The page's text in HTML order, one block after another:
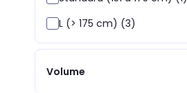
L (> 175 cm) (3)
Volume